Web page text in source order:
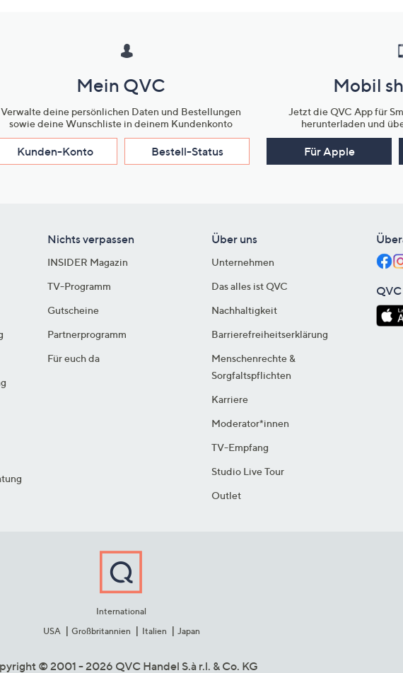
Mein QVC
Verwalte deine persönlichen Daten und Bestellungen
sowie deine Wunschliste in deinem Kundenkonto
Kunden-Konto Bestell-Status
Mobil
Jetzt die QVC App für
herunterladen und
Für Apple
Nichts verpassen
INSIDER Magazin
TV-Programm
Gutscheine
Partnerprogramm
Für euch da
Über uns
Unternehmen
Das alles ist QVC
Nachhaltigkeit
Barrierefreiheitserklärung
Menschenrechte &
Sorgfaltspflichten
Karriere
Moderator*innen
TV-Empfang
Studio Live Tour
Outlet
International
USA
Großbritannien Italien Japan
© 2001 - 2026 QVC Handel S.à r.l. & Co. KG